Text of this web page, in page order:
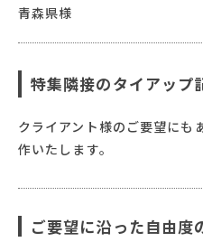
青森県様
特集隣接のタイアップ
クライアント様のご要望にも
作いたします。
ご要望に沿った自由度